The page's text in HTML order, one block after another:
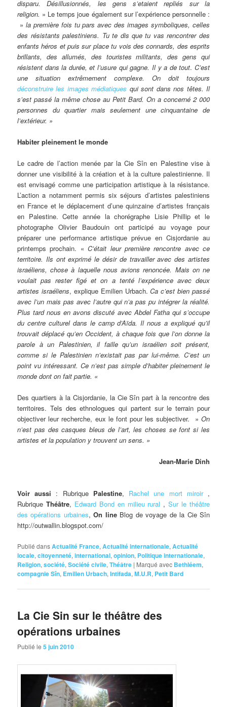
disparu. Désillusionnés, les gens s’etaient repliés sur la
religion. » Le temps joue également sur l’expérience personnelle :
» la première fois tu pars avec des images symboliques, celles
des résistants palestiniens. Tu te dis que tu vas rencontrer des
enfants héros et puis sur place tu vois des connards, des esprits
brillants, des allumés, des touristes militants, des gens qui
résistent dans la durée, et l’usure qui gagne. Il y a de tout. C’est
une situation extrêmement complexe.
On doit toujours
déconstruire les images médiatiques qui sont dans nos têtes. Il
s’est passé la même chose au Petit Bard. On a concerné 2 000
personnes du quartier mais seulement une cinquantaine de
l’extérieur. »
Habiter pleinement le monde
Le cadre de l’action menée par la Cie Sîn en Palestine vise à
donner une visibilité à la création et à la culture palestinienne. Il
est envisagé comme une participation artistique à la résistance.
L’action a notamment permis six séjours d’artistes palestiniens
en France et le déplacement d’une quinzaine d’artistes français
en Palestine. Cette année la chorégraphe Lisie Phillip et le
photographe Olivier Baudouin ont participé au voyage pour
préparer une performance artistique prévue en Cisjordanie au
printemps prochain. «C’était leur première rencontre avec ce
territoire. Ils ont exprimé le désir de travailler avec des artistes
israéliens, chose à laquelle nous avions renoncée. Mais on ne
voulait pas rester figé et on a tenté l’expérience avec deux
artistes israéliens, explique Emilien Urbach.Ca c’est bien passé
avec l’un mais pas avec l’autre qui n’a pas pu intégrer la réalité.
Plus tard nous en avons discuté avec Abdel Fatha qui s’occupe
du centre culturel dans le camp d’Aïda. Il nous a expliqué qu’il
trouvait déplacé qu’en Occident, à chaque fois que l’on donne la
parole à un Palestinien, il faille qu’un israélien soit présent,
comme si le Palestinien n’existait pas par lui-même. C’est un
point vu intéressant. Ce n’est pas simple d’habiter pleinement le
monde dont on fait partie. «
Des quartiers à la Cisjordanie, la Cie Sîn part à la rencontre des
territoires. Tels des ethnologues qui partent sur le terrain pour
objectiver leur recherche, eux le font pour les subjectiver. » On
n’est pas des casques bleus de l’art, les choses se font si les
artistes et la population y trouvent un sens. »
Jean-Marie Dinh
Voir aussi : Rubrique Palestine, Rachel une mort miroir ,
Rubrique Théâtre, Edward Bond en milieu rural ,Sur le théâtre
des opérations urbaines,On lineBlog de voyage de la Cie Sîn
http://outwallin.blogspot.com/
Publié dansActualité France,Actualité internationale,Actualité
locale,citoyenneté,international,opinion, Politique internationale,
Religion,société,Société civile,Théâtre | Marqué avec Bethléem,
compagnie Sîn, Emilien Urbach,Intifada,M.U.R, Petit Bard
La Cie Sin sur le théâtre des
opérations urbaines
Publié le5 juin 2010